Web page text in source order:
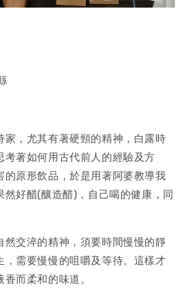
家，尤其有著硬頸的精神，白露時
考著如何用古代前人的經驗及方
的原形飲品，於是用著阿婆教導我
然好醋(釀造醋)，自己喝的健康，同
然交淬的精神，須要時間慢慢的靜
，需要慢慢的咀嚼及等待。這樣才
而柔和的味道。